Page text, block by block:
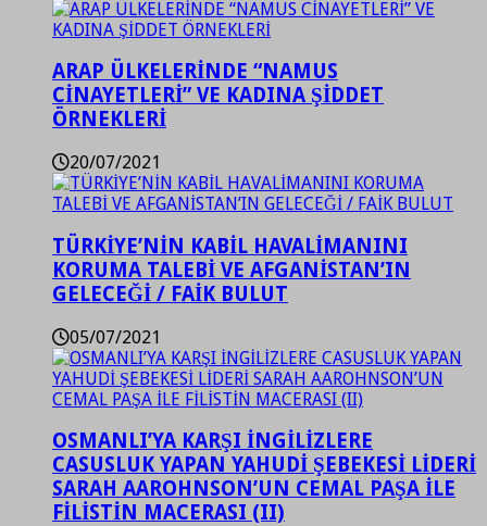
ARAP ÜLKELERİNDE “NAMUS
CİNAYETLERİ” VE KADINA ŞİDDET
ÖRNEKLERİ
20/07/2021
TÜRKİYE’NİN KABİL HAVALİMANINI
KORUMA TALEBİ VE AFGANİSTAN’IN
GELECEĞİ / FAİK BULUT
05/07/2021
OSMANLI’YA KARŞI İNGİLİZLERE
CASUSLUK YAPAN YAHUDİ ŞEBEKESİ LİDERİ
SARAH AAROHNSON’UN CEMAL PAŞA İLE
FİLİSTİN MACERASI (II)